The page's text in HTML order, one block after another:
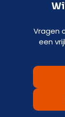
Vragen
een